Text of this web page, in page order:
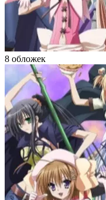
8 обложек